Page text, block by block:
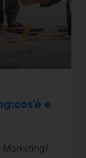
e
Marketing?